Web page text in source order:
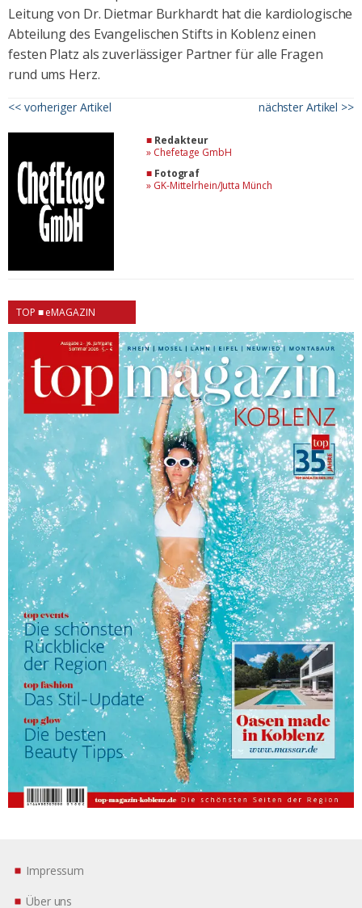
Leitung von Dr. Dietmar Burkhardt hat die kardiologische
Abteilung des Evangelischen Stifts in Koblenz einen
festen Platz als zuverlässiger Partner für alle Fragen
rund ums Herz.
<< vorheriger Artikel nächster Artikel >>
■ Redakteur
» Chefetage GmbH
■ Fotograf
» GK-Mittelrhein/Jutta Münch
TOP ■ eMAGAZIN
Impressum
Über uns